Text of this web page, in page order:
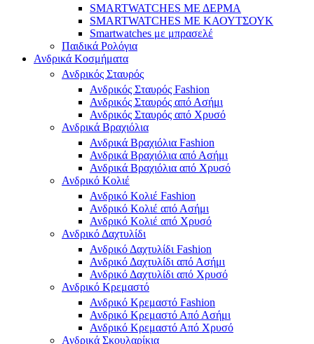
SMARTWATCHES ΜΕ ΔΕΡΜΑ
SMARTWATCHES ΜΕ ΚΑΟΥΤΣΟΥΚ
Smartwatches με μπρασελέ
Παιδικά Ρολόγια
Ανδρικά Κοσμήματα
Ανδρικός Σταυρός
Ανδρικός Σταυρός Fashion
Ανδρικός Σταυρός από Ασήμι
Ανδρικός Σταυρός από Χρυσό
Ανδρικά Βραχιόλια
Ανδρικά Βραχιόλια Fashion
Ανδρικά Βραχιόλια από Ασήμι
Ανδρικά Βραχιόλια από Χρυσό
Ανδρικό Κολιέ
Ανδρικό Κολιέ Fashion
Ανδρικό Κολιέ από Ασήμι
Ανδρικό Κολιέ από Χρυσό
Ανδρικό Δαχτυλίδι
Ανδρικό Δαχτυλίδι Fashion
Ανδρικό Δαχτυλίδι από Ασήμι
Ανδρικό Δαχτυλίδι από Χρυσό
Ανδρικό Κρεμαστό
Ανδρικό Κρεμαστό Fashion
Ανδρικό Κρεμαστό Από Ασήμι
Ανδρικό Κρεμαστό Από Χρυσό
Ανδρικά Σκουλαρίκια